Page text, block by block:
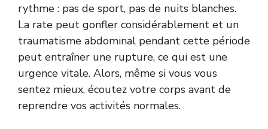
rythme : pas de sport, pas de nuits blanches.
La rate peut gonfler considérablement et un
traumatisme abdominal pendant cette période
peut entraîner une rupture, ce qui est une
urgence vitale. Alors, même si vous vous
sentez mieux, écoutez votre corps avant de
reprendre vos activités normales.